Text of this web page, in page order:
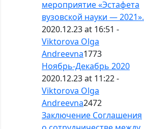
мероприятие «Эстафета
вузовской науки — 2021».
2020.12.23 at 16:51 -
Viktorova Olga
Andreevna1773
Ноябрь-Декабрь 2020
2020.12.23 at 11:22 -
Viktorova Olga
Andreevna2472
Заключение Соглашения